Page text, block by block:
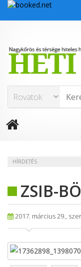
HÍRDETÉS
ZSIB-
2017. március 29.,